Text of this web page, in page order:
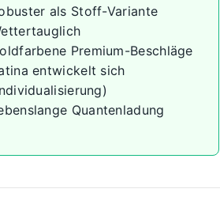
als Stoff-Variante
Premium-Beschläge
entwickelt sich
Quantenladung